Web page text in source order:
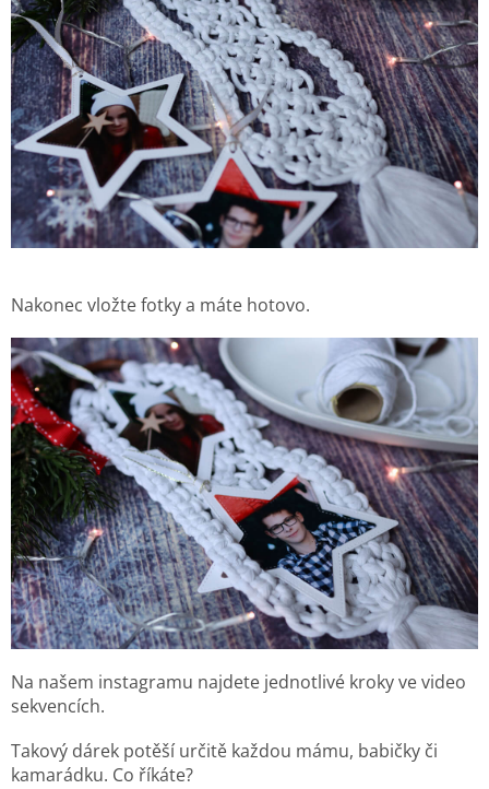
Nakonec vložte fotky a máte hotovo.
Na našem instagramu najdete jednotlivé kroky ve video
sekvencích.
Takový dárek potěší určitě každou mámu, babičky či
kamarádku. Co říkáte?